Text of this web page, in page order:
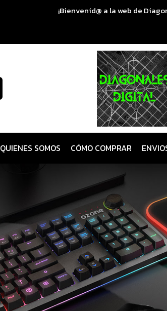
¡Bienvenid@ a la web de
QUIENES SOMOS CÓMO COMPRAR